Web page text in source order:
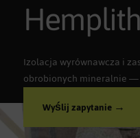
Izolacja wyrównawcza i
obrobionych mineralnie —
Wyślij zapytanie →